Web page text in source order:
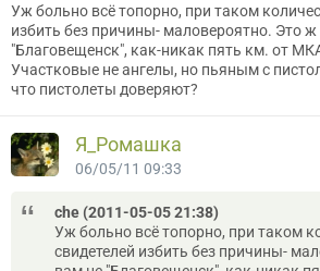
Уж больно всё топорно, при таком
избить без причины- маловероятно. Это
"Благовещенск", как-никак пять км. от
Участковые не ангелы, но пьяным с
что пистолеты доверяют?
Я_Ромашка
06/05/11 09:33
che (2011-05-05 21:38)
Уж больно всё топорно, при таком
свидетелей избить без причины-